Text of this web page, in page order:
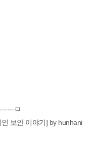
ㅁ
보안 이야기] by hunhani